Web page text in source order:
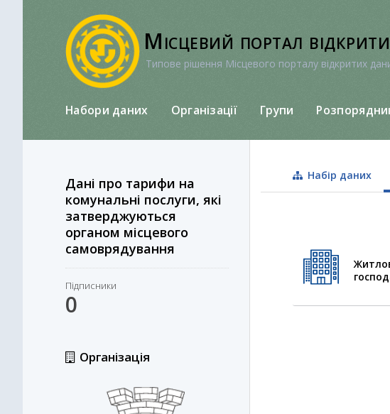
Місцевий портал
Типове рішення Місцевого порталу відкритих
Набори даних Організації Групи
Дані про тарифи на
комунальні послуги, які
затверджуються
органом місцевого
самоврядування
Підписники
0
Організація
Набір даних